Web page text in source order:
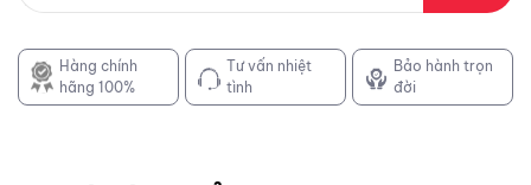
Hàng chính
hãng 100%
Tư vấn nhiệt
tình
Bảo hành trọn
đời